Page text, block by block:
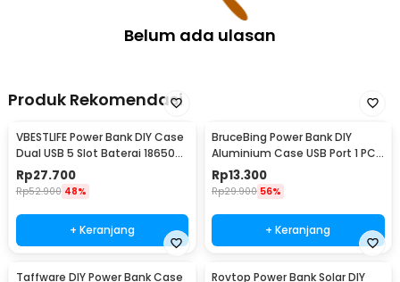
Belum ada ulasan
Produk Rekomendasi
VBESTLIFE Power Bank DIY Case
Dual USB 5 Slot Baterai 18650
Flat Top - YDJ-009HX
Rp27.700
Rp52.900 48%
+ Keranjang
BruceBing Power Bank DIY
Aluminium Case USB Port 1 PCS
18650 Flat Top - M3
Rp13.300
Rp29.900 56%
+ Keranjang
Taffware DIY Power Bank Case
Rovtop Power Bank Solar DIY